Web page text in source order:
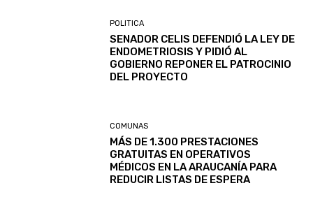
POLITICA
SENADOR CELIS DEFENDIÓ LA LEY DE
ENDOMETRIOSIS Y PIDIÓ AL
GOBIERNO REPONER EL PATROCINIO
DEL PROYECTO
COMUNAS
MÁS DE 1.300 PRESTACIONES
GRATUITAS EN OPERATIVOS
MÉDICOS EN LA ARAUCANÍA PARA
REDUCIR LISTAS DE ESPERA